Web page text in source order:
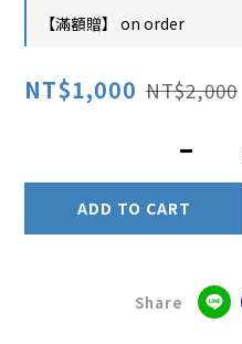
【滿額贈】 on order
NT$1,000 NT$2,000
ADD TO CART
Share